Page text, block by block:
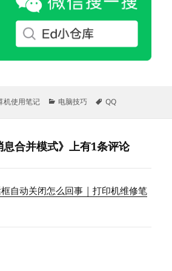
机使用笔记
分
电脑技巧
标
QQ
息合并模式》上有1条评论
自动关闭怎么回事 | 打印机维修笔